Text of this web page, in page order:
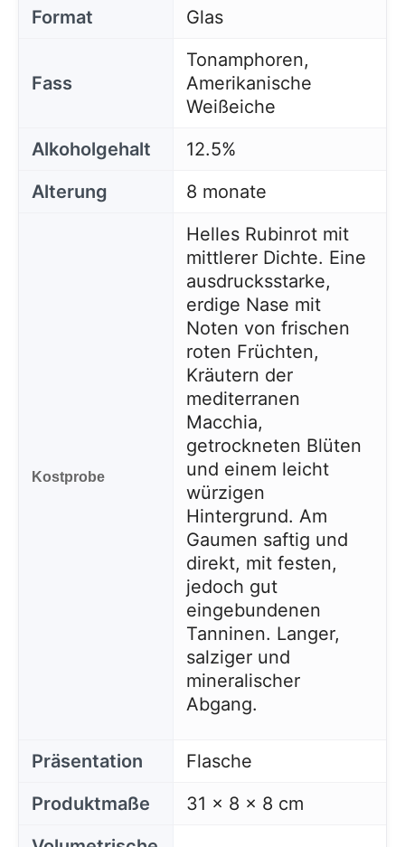
Format
Glas
Fass
Tonamphoren,
Amerikanische
Weißeiche
Alkoholgehalt
12.5%
Alterung
8 monate
Kostprobe
Helles Rubinrot mit
mittlerer Dichte. Eine
ausdrucksstarke,
erdige Nase mit
Noten von frischen
roten Früchten,
Kräutern der
mediterranen
Macchia,
getrockneten Blüten
und einem leicht
würzigen
Hintergrund. Am
Gaumen saftig und
direkt, mit festen,
jedoch gut
eingebundenen
Tanninen. Langer,
salziger und
mineralischer
Abgang.
Präsentation
Flasche
Produktmaße
31 x 8 x 8 cm
Diese Website verwendet Cookies